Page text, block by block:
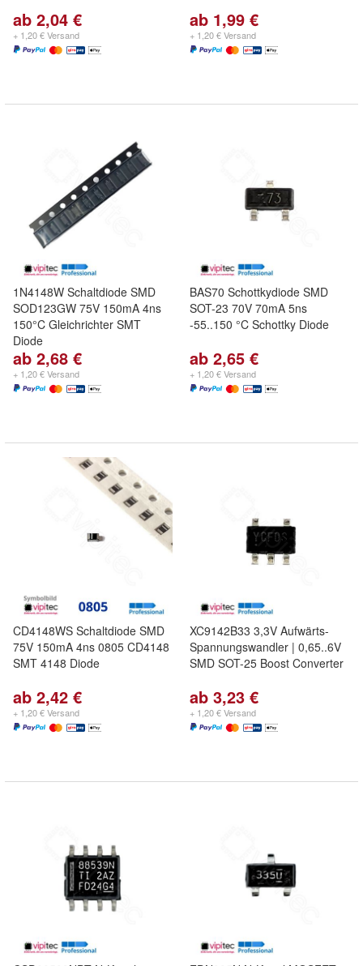
ab 2,04 €
+ 1,20 € Versand
ab 1,99 €
+ 1,20 € Versand
1N4148W Schaltdiode SMD
SOD123GW 75V 150mA 4ns
150°C Gleichrichter SMT
Diode
ab 2,68 €
+ 1,20 € Versand
BAS70 Schottkydiode SMD
SOT-23 70V 70mA 5ns
-55..150 °C Schottky Diode
ab 2,65 €
+ 1,20 € Versand
CD4148WS Schaltdiode SMD
75V 150mA 4ns 0805 CD4148
SMT 4148 Diode
ab 2,42 €
+ 1,20 € Versand
XC9142B33 3,3V Aufwärts-
Spannungswandler | 0,65..6V
SMD SOT-25 Boost Converter
ab 3,23 €
+ 1,20 € Versand